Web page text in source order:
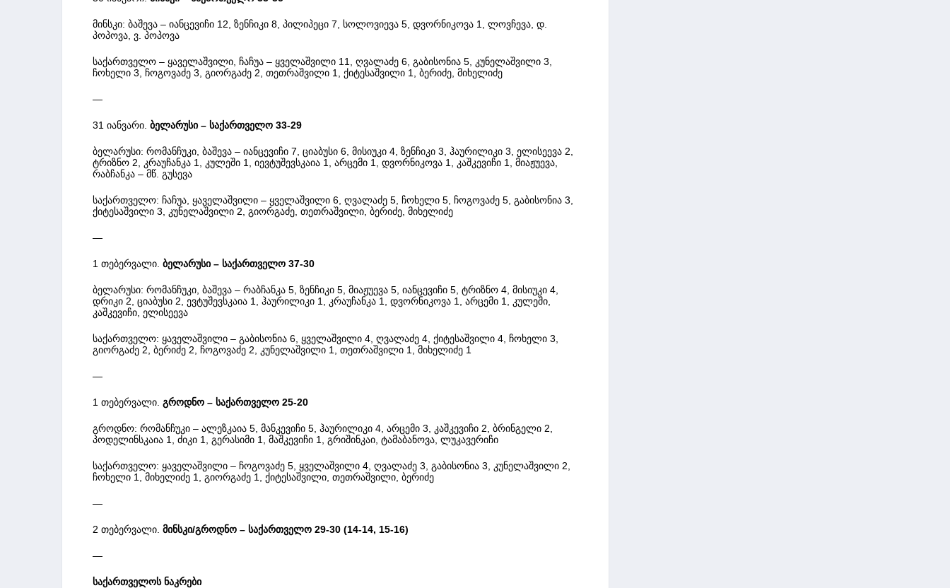
მინსკი: ბაშევა – იანცევიჩი 12, ზენჩიკი 8, პილიპეცი 7, სოლოვიევა 5, დვორნიკოვა 1, ლოვჩევა, დ.
პოპოვა, ვ. პოპოვა
საქართველო – ყაველაშვილი, ჩაჩუა – ყველაშვილი 11, ღვალაძე 6, გაბისონია 5, კუნელაშვილი 3,
ჩოხელი 3, ჩოგოვაძე 3, გიორგაძე 2, თეთრაშვილი 1, ქიტესაშვილი 1, ბერიძე, მიხელიძე
—
31 იანვარი. ბელარუსი – საქართველო 33-29
ბელარუსი: რომანჩუკი, ბაშევა – იანცევიჩი 7, ციაბუსი 6, მისიუკი 4, ზენჩიკი 3, ჰაურილიკი 3, ელისეევა 2,
ტრიზნო 2, კრაუჩანკა 1, კულეში 1, იევტუშევსკაია 1, არცემი 1, დვორნიკოვა 1, კაშკევიჩი 1, მიაჟუევა,
რაბჩანკა – მწ. გუსევა
საქართველო: ჩაჩუა, ყაველაშვილი – ყველაშვილი 6, ღვალაძე 5, ჩოხელი 5, ჩოგოვაძე 5, გაბისონია 3,
ქიტესაშვილი 3, კუნელაშვილი 2, გიორგაძე, თეთრაშვილი, ბერიძე, მიხელიძე
—
1 თებერვალი. ბელარუსი – საქართველო 37-30
ბელარუსი: რომანჩუკი, ბაშევა – რაბჩანკა 5, ზენჩიკი 5, მიაჟუევა 5, იანცევიჩი 5, ტრიზნო 4, მისიუკი 4,
დრიკი 2, ციაბუსი 2, ევტუშევსკაია 1, ჰაურილიკი 1, კრაუჩანკა 1, დვორნიკოვა 1, არცემი 1, კულეში,
კაშკევიჩი, ელისეევა
საქართველო: ყაველაშვილი – გაბისონია 6, ყველაშვილი 4, ღვალაძე 4, ქიტესაშვილი 4, ჩოხელი 3,
გიორგაძე 2, ბერიძე 2, ჩოგოვაძე 2, კუნელაშვილი 1, თეთრაშვილი 1, მიხელიძე 1
—
1 თებერვალი. გროდნო – საქართველო 25-20
გროდნო: რომანჩუკი – ალეზკაია 5, მანკევიჩი 5, ჰაურილიკი 4, არცემი 3, კაშკევიჩი 2, ბრინგელი 2,
პოდელინსკაია 1, ძიკი 1, გერასიმი 1, მაშკევიჩი 1, გრიშინკაი, ტამაბანოვა, ლუკავერიჩი
საქართველო: ყაველაშვილი – ჩოგოვაძე 5, ყველაშვილი 4, ღვალაძე 3, გაბისონია 3, კუნელაშვილი 2,
ჩოხელი 1, მიხელიძე 1, გიორგაძე 1, ქიტესაშვილი, თეთრაშვილი, ბერიძე
—
2 თებერვალი. მინსკი/გროდნო – საქართველო 29-30 (14-14, 15-16)
—
საქართველოს ნაკრები